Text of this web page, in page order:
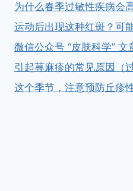
为什么春季过敏性疾病会
运动后出现这种红斑？可
微信公众号 “皮肤科学” 文
引起荨麻疹的常见原因（
这个季节，注意预防丘疹